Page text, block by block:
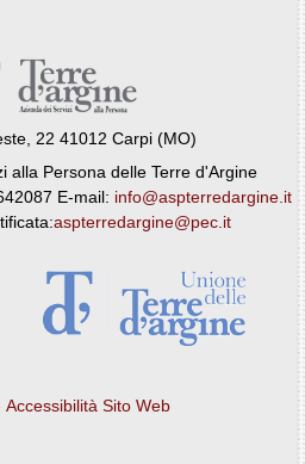
22 41012 Carpi (MO)
alla Persona delle Terre d'Argine
E-mail: info@aspterredargine.it
aspterredargine@pec.it
Accessibilità Sito Web